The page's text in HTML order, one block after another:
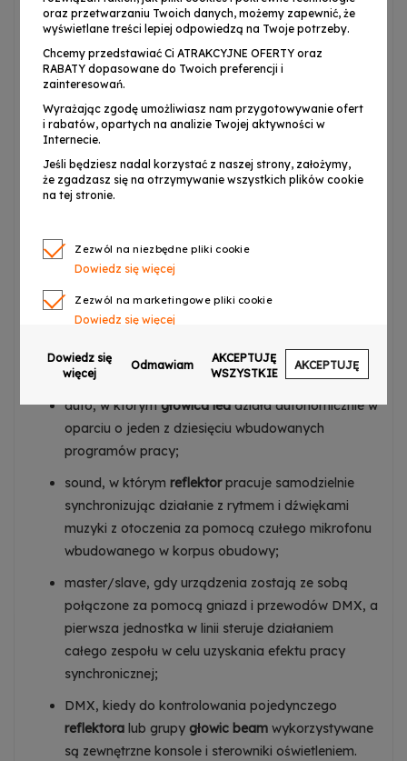
klubach tanecznych, jakooświetlenie dyskotekowe, na
niewielkich scenach muzycznych, w trakcie studniówek,
18-nastek, na prywatkach, a także w mobilnej pracy DJ-
ów.
Podzespołyruchomej głowy ledzamknięte zostały w
lekkiej obudowie wykonanej z tworzywa sztucznego. W
tylnej części podstawy znajduje się gniazdo zasilania IEC
oraz 3-stykowe wejście i wyjście typu XLR umożliwiające
Odpowiednie chłodzenie zapewniają ciche wentylatory,
dzięki którym sprzęt nie generuje zbędnego szumu. Z
wyświetlacza LCD oraz czterech przycisków. Za ich
pomocą możemy wprowadzać zmiany w ustawieniach
menu, a także wybrać jeden z czterech trybów pracy
jednostki:
auto, w którymgłowica leddziała autonomicznie w
oparciu o jeden z dziesięciu wbudowanych
programów pracy;
sound, w którym reflektorpracuje samodzielnie
synchronizując działanie z rytmem i dźwiękami
muzyki z otoczenia za pomocą czułego mikrofonu
wbudowanego w korpus obudowy;
master/slave, gdy urządzenia zostają ze sobą
połączone za pomocą gniazd i przewodów DMX, a
pierwsza jednostka w linii steruje działaniem
całego zespołu w celu uzyskania efektu pracy
synchronicznej;
DMX, kiedy do kontrolowania pojedynczego
reflektora lub grupy głowic beam wykorzystywane
są zewnętrzne konsole i sterowniki oświetleniem.
oraz przetwarzaniu Twoich danych, możemy zapewnić, że
wyświetlane treści lepiej odpowiedzą na Twoje potrzeby.
Chcemy przedstawiać Ci ATRAKCYJNE OFERTY oraz
RABATY dopasowane do Twoich preferencji i
zainteresowań.
Wyrażając zgodę umożliwiasz nam przygotowywanie ofert
i rabatów, opartych na analizie Twojej aktywności w
Internecie.
Jeśli będziesz nadal korzystać z naszej strony, założymy,
że zgadzasz się na otrzymywanie wszystkich plików cookie
na tej stronie.
Zezwól na niezbędne pliki cookie
Dowiedz się więcej
Zezwól na marketingowe pliki cookie
Dowiedz się więcej
Zezwól na pliki cookie dotyczące preferencji
Dowiedz się więcej
Dowiedz się więcej
Zezwalaj na wysyłanie danych użytkownika do
Dowiedz się więcej
Zezwalaj na reklamy spersonalizowane
(remarketing)
Dowiedz się więcej
Dowiedz się
więcej
Odmawiam
AKCEPTUJĘ
WSZYSTKIE
AKCEPTUJĘ